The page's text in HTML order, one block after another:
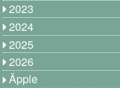
2023
2024
2025
2026
Äpple